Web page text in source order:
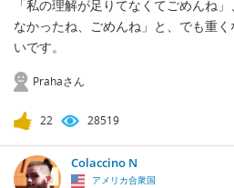
「私の理解が足りてなくてごめんね
なかったね、ごめんね」と、でも重
いです。
Prahaさん
22 28519
Colaccino N
アメリカ合衆国